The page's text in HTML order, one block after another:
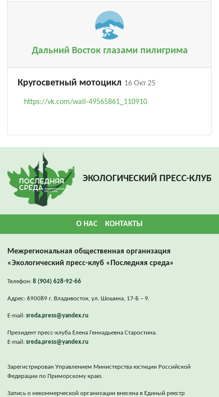
Дальний Восток глазами пилигрима
Кругосветный мотоцикл 16 Окт 25
https://vk.com/wall-49565861_110910
ЭКОЛОГИЧЕСКИЙ ПРЕСС-КЛУБ
О НАС КОНТАКТЫ
Межрегиональная общественная организация
«Экологический пресс-клуб «Последняя среда»
Телефон: 8 (904) 628-92-66
Адрес: 690089 г. Владивосток, ул. Шошина, 17-Б – 9.
E-mail: sreda.press@yandex.ru
Президент пресс-клуба Елена Геннадьевна Старостина.
E-mail: sreda.press@yandex.ru
Зарегистрирован Управлением Министерства юстиции Российской
Федерации по Приморскому краю.
Запись о некоммерческой организации внесена в Единый реестр